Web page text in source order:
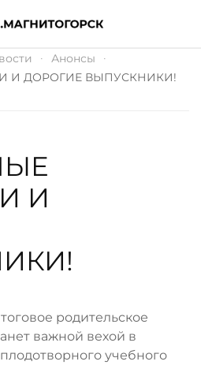
Анонсы
И ДОРОГИЕ ВЫПУСКНИКИ!
И
родительское
важной вехой в
учебного